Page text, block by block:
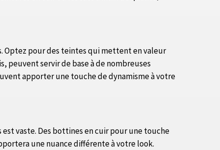
Optez pour des teintes qui mettent en valeur
peuvent servir de base à de nombreuses
apporter une touche de dynamisme à votre
vaste. Des bottines en cuir pour une touche
une nuance différente à votre look.